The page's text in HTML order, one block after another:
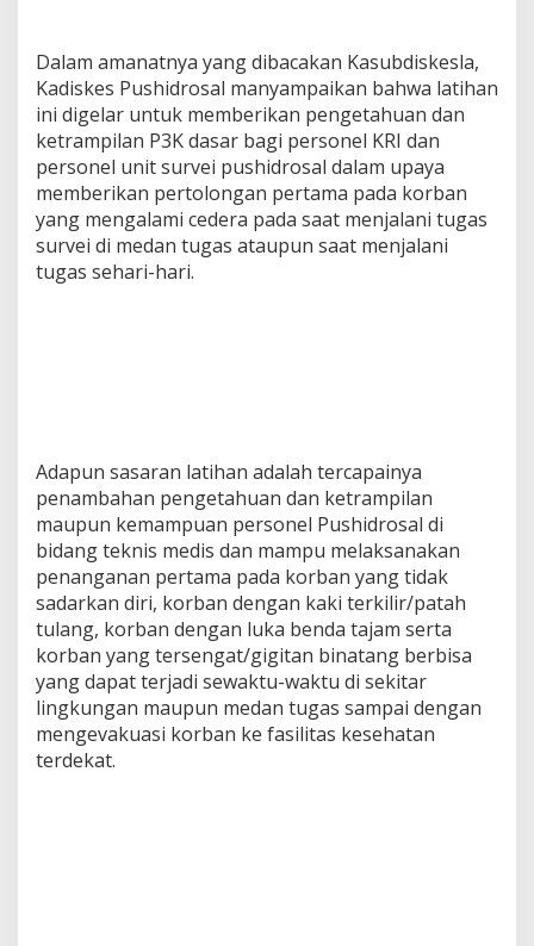
Dalam amanatnya yang dibacakan Kasubdiskesla,
Kadiskes Pushidrosal manyampaikan bahwa latihan
ini digelar untuk memberikan pengetahuan dan
ketrampilan P3K dasar bagi personel KRI dan
personel unit survei pushidrosal dalam upaya
memberikan pertolongan pertama pada korban
yang mengalami cedera pada saat menjalani tugas
survei di medan tugas ataupun saat menjalani
tugas sehari-hari.
Adapun sasaran latihan adalah tercapainya
penambahan pengetahuan dan ketrampilan
maupun kemampuan personel Pushidrosal di
bidang teknis medis dan mampu melaksanakan
penanganan pertama pada korban yang tidak
sadarkan diri, korban dengan kaki terkilir/patah
tulang, korban dengan luka benda tajam serta
korban yang tersengat/gigitan binatang berbisa
yang dapat terjadi sewaktu-waktu di sekitar
lingkungan maupun medan tugas sampai dengan
mengevakuasi korban ke fasilitas kesehatan
terdekat.